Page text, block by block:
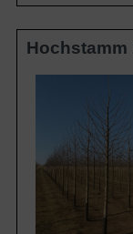
Hochstamm